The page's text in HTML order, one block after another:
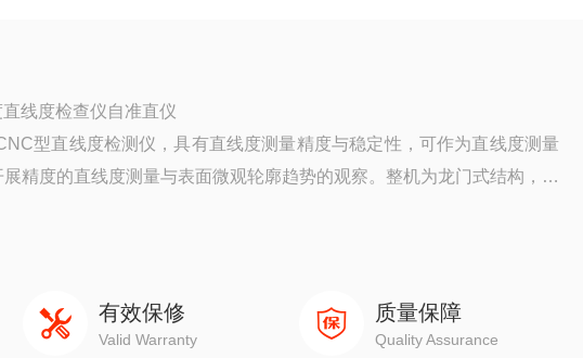
线度检查仪自准直仪
型直线度检测仪，具有直线度测量精度与稳定性，可作为直线度测量
精度的直线度测量与表面微观轮廓趋势的观察。整机为龙门式结构，由
有效保修
Valid Warranty
质量保障
Quality Assurance